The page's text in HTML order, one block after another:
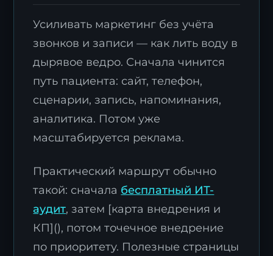
Усиливать маркетинг без учёта
звонков и записи — как лить воду в
дырявое ведро. Сначала чинится
путь пациента: сайт, телефон,
сценарии, запись, напоминания,
аналитика. Потом уже
масштабируется реклама.
Практический маршрут обычно
такой: сначала бесплатный ИТ-
аудит, затем [карта внедрения и
КП](), потом точечное внедрение
по приоритету. Полезные страницы